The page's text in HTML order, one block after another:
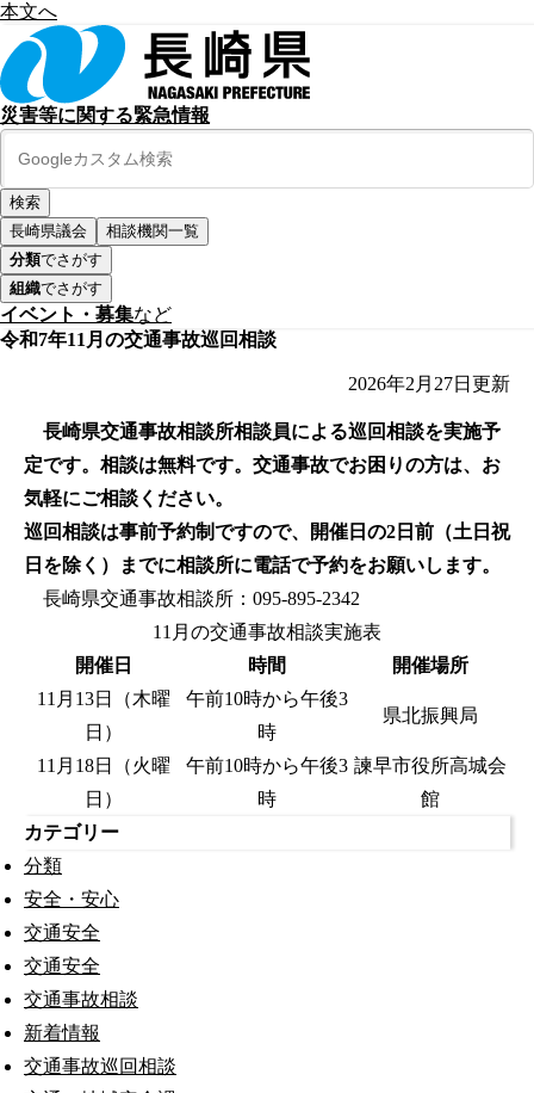
本文へ
災害等に関する緊急情報
長崎県議会
相談機関一覧
分類でさがす
組織でさがす
イベント・募集など
令和7年11月の交通事故巡回相談
2026年2月27日 更新
長崎県交通事故相談所相談員による巡回相談を実施予
定です。相談は無料です。交通事故でお困りの方は、お
気軽にご相談ください。
巡回相談は事前予約制ですので、開催日の2日前（土日祝
日を除く）までに相談所に電話で予約をお願いします。
長崎県交通事故相談所：095-895-2342
11月の交通事故相談実施表
開催日
時間
開催場所
11月13日（木曜
日）
午前10時から午後3
時
県北振興局
11月18日（火曜
日）
午前10時から午後3
時
諫早市役所高城会
館
カテゴリー
分類
安全・安心
交通安全
交通安全
交通事故相談
新着情報
交通事故巡回相談